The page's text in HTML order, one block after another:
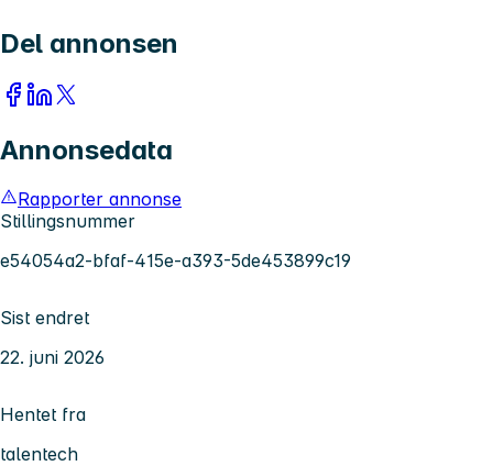
Del annonsen
Annonsedata
Rapporter annonse
Stillingsnummer
e54054a2-bfaf-415e-a393-5de453899c19
Sist endret
22. juni 2026
Hentet fra
talentech